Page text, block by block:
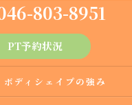
803-8951
PT予約状況
ボディシェイプの強み